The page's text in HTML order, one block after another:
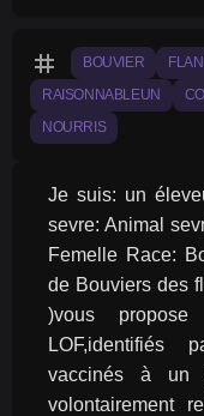
tag BOUVIER
RAISONNABLEUN
NOURRIS
Je suis: un
sevre: Animal
Femelle Race:
de Bouviers des
)vous
LOF,identifiés
vaccinés à un
volontairement